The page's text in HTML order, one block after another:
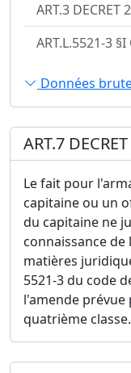
ART.3
ART.L.5521-3 §I
Données
ART.7
Le fait pour
capitaine ou un
du capitaine ne
connaissance
matières
5521-3 du code
l'amende
quatrième classe.